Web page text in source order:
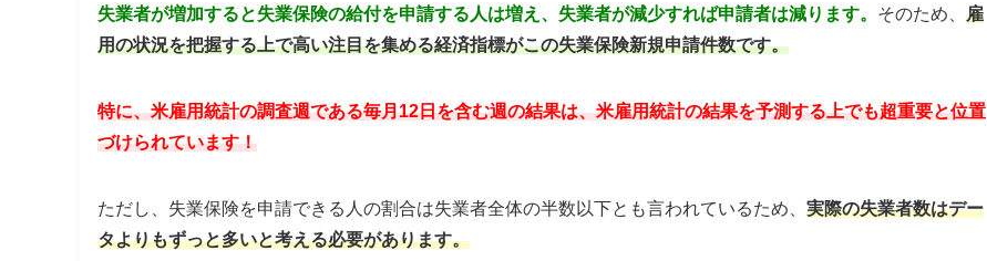
失業者が増加すると失業保険の給付を申請する人は増え、失業者が減少すれば申請者は減ります。 そのため、 雇
用の状況を把握する上で高い注目を集める経済指標がこの失業保険新規申請件数です。
特に、米雇用統計の調査週である毎月12日を含む週の結果は、米雇用統計の結果を予測する上でも超重要と位置
づけられています！
ただし、失業保険を申請できる人の割合は失業者全体の半数以下とも言われているため、 実際の失業者数はデー
タよりもずっと多いと考える必要があります。